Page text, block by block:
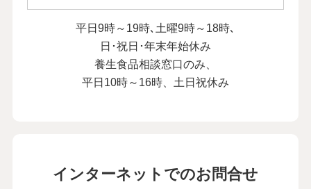
平日9時～19時､土曜9時～18時､
日･祝日･年末年始休み
養生食品相談窓口のみ、
平日10時～16時、土日祝休み
インターネットでのお問合せ